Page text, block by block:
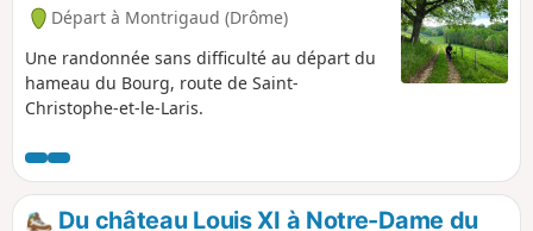
Départ à Montrigaud (Drôme)
Une randonnée sans difficulté au départ du
hameau du Bourg, route de Saint-
Christophe-et-le-Laris.
Du château Louis XI à Notre-Dame du